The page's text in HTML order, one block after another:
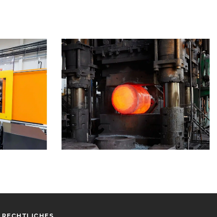
STAHLPRODUKTION